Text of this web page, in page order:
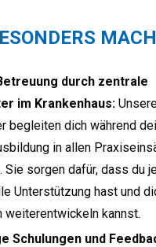
durch zentrale
im Krankenhaus:
begleiten dich während
in allen
Sie sorgen dafür, dass du
Unterstützung hast und
weiterentwickeln kannst.
Schulungen und